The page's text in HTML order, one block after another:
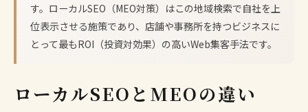
す。ローカルSEO（MEO対策）はこの地域検索で自社を上
位表示させる施策であり、店舗や事務所を持つビジネスに
とって最もROI（投資対効果）の高いWeb集客手法です。
ローカルSEOとMEOの違い